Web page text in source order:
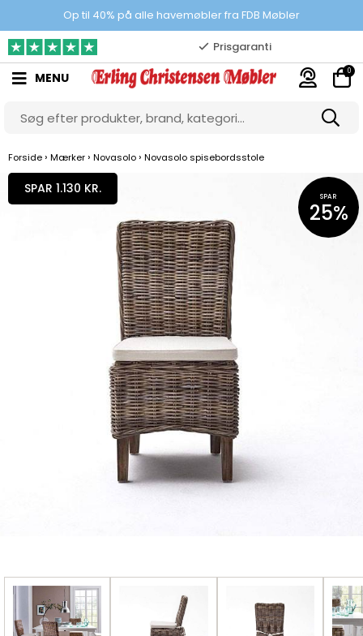
Op til 40% på alle havemøbler fra FDB Møbler
100% danskejet webshop
Prisgaranti
10.000 m2 showroom
Gratis & gode parkeringsforhold
MENU 0
Forside › Mærker › Novasolo › Novasolo spisebordsstole
SPAR 1.130 KR.
SPAR
25%